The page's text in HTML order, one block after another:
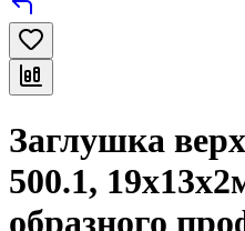
Заглушка
500.1,
образного